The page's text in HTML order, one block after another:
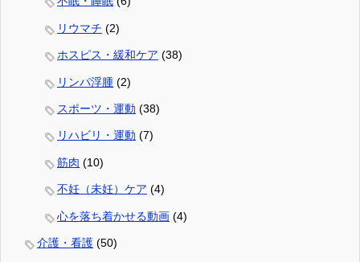
リウマチ (2)
ホスピス・緩和ケア (38)
リンパ浮腫 (2)
スポーツ・運動 (38)
リハビリ・運動 (7)
筋肉 (10)
不妊（未妊）ケア (4)
心を落ち着かせる動画 (4)
介護・看護 (50)